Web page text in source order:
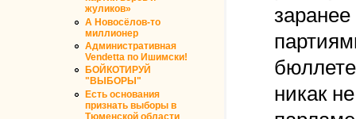
жуликов»
А Новосёлов-то
миллионер
Административная
Vendetta по Ишимски!
БОЙКОТИРУЙ
"ВЫБОРЫ"
Есть основания
признать выборы в
Тюменской области
никак